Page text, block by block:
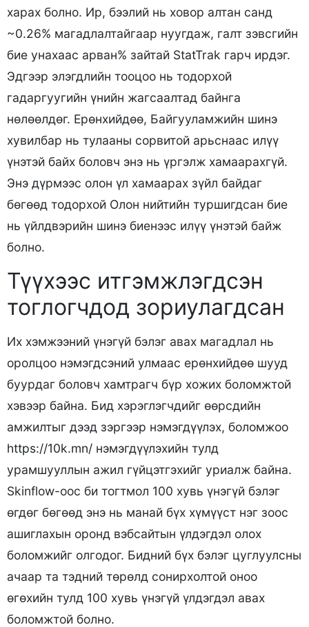
харах болно. Ир, бээлий нь ховор алтан санд
~0.26% магадлалтайгаар нуугдаж, галт зэвсгийн
бие унахаас арван% зайтай StatTrak гарч ирдэг.
Эдгээр элэгдлийн тооцоо нь тодорхой
гадаргуугийн үнийн жагсаалтад байнга
нөлөөлдөг. Ерөнхийдөө, Байгууламжийн шинэ
хувилбар нь тулааны сорвитой арьснаас илүү
үнэтэй байх боловч энэ нь үргэлж хамаарахгүй.
Энэ дүрмээс олон үл хамаарах зүйл байдаг
бөгөөд тодорхой Олон нийтийн туршигдсан бие
нь үйлдвэрийн шинэ биенээс илүү үнэтэй байж
болно.
Түүхээс итгэмжлэгдсэн
тоглогчдод зориулагдсан
Их хэмжээний үнэгүй бэлэг авах магадлал нь
оролцоо нэмэгдсэний улмаас ерөнхийдөө шууд
буурдаг боловч хамтрагч бүр хожих боломжтой
хэвээр байна. Бид хэрэглэгчдийг өөрсдийн
амжилтыг дээд зэргээр нэмэгдүүлэх, боломжоо
https://10k.mn/ нэмэгдүүлэхийн тулд
урамшууллын ажил гүйцэтгэхийг уриалж байна.
Skinflow-оос би тогтмол 100 хувь үнэгүй бэлэг
өгдөг бөгөөд энэ нь манай бүх хүмүүст нэг зоос
ашиглахын оронд вэбсайтын үлдэгдэл олох
боломжийг олгодог. Бидний бүх бэлэг цуглуулсны
ачаар та тэдний төрөлд сонирхолтой оноо
өгөхийн тулд 100 хувь үнэгүй үлдэгдэл авах
боломжтой болно.